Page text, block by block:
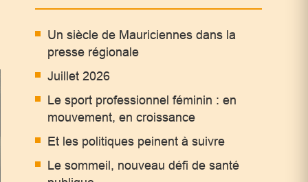
Un siècle de Mauriciennes dans la
presse régionale
Juillet 2026
Le sport professionnel féminin : en
mouvement, en croissance
Et les politiques peinent à suivre
Le sommeil, nouveau défi de santé